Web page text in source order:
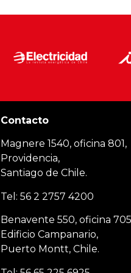
Contacto
Magnere 1540, oficina 801,
Providencia,
Santiago de Chile.
Tel: 56 2 2757 4200
Benavente 550, oficina
Edificio Campanario,
Puerto Montt, Chile.